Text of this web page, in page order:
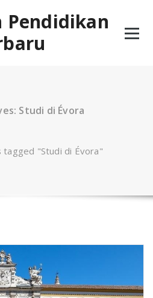
Pendidikan
Studi di Évora
tagged "Studi di Évora"